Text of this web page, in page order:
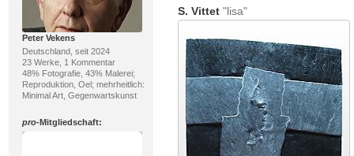
Peter Vekens
Deutschland, seit 2024
23 Werke, 1 Kommentar
48% Fotografie, 43% Malerei;
Reproduktion, Oel; mehrheitlich:
Minimal Art, Gegenwartskunst
pro-Mitgliedschaft:
S. Vittet"lisa"